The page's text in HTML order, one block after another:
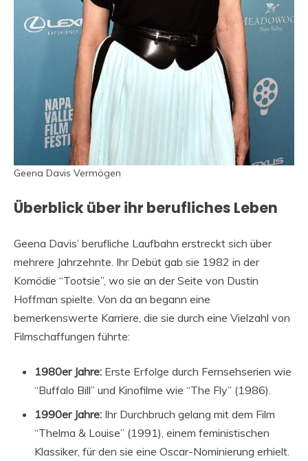
Geena Davis Vermögen
Überblick über ihr berufliches Leben
Geena Davis’ berufliche Laufbahn erstreckt sich über
mehrere Jahrzehnte. Ihr Debüt gab sie 1982 in der
Komödie “Tootsie”, wo sie an der Seite von Dustin
Hoffman spielte. Von da an begann eine
bemerkenswerte Karriere, die sie durch eine Vielzahl von
Filmschaffungen führte:
1980er Jahre: Erste Erfolge durch Fernsehserien wie
“Buffalo Bill” und Kinofilme wie “The Fly” (1986).
1990er Jahre: Ihr Durchbruch gelang mit dem Film
“Thelma & Louise” (1991), einem feministischen
Klassiker, für den sie eine Oscar-Nominierung erhielt.